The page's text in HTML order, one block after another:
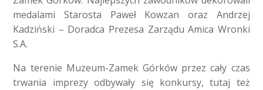
medalami Starosta Paweł Kowzan oraz Andrzej
Kadziński – Doradca Prezesa Zarządu Amica Wronki
S.A.
Na terenie Muzeum-Zamek Górków przez cały czas
trwania imprezy odbywały się konkursy, tutaj też